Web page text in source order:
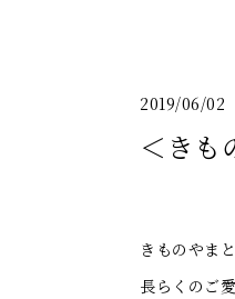
2019/06/02
＜きも
きものやま
長らくのご